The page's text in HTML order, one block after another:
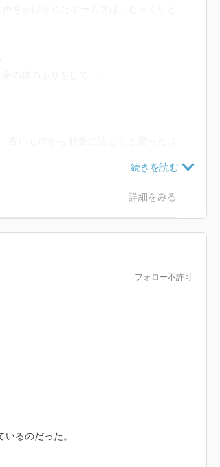
詳細をみる
フォロー不許可
るのだった。